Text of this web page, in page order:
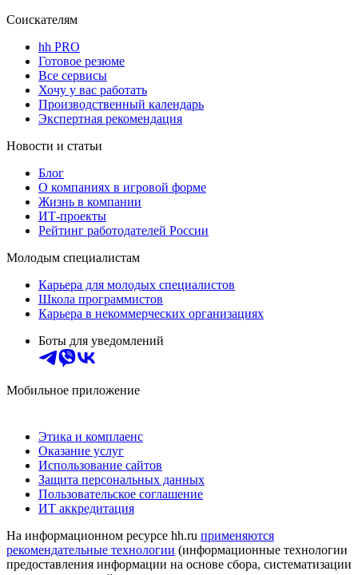
Соискателям
hh PRO
Готовое резюме
Все сервисы
Хочу у вас работать
Производственный календарь
Экспертная рекомендация
Новости и статьи
Блог
О компаниях в игровой форме
Жизнь в компании
ИТ-проекты
Рейтинг работодателей России
Молодым специалистам
Карьера для молодых специалистов
Школа программистов
Карьера в некоммерческих организациях
Боты для уведомлений
Мобильное приложение
Этика и комплаенс
Оказание услуг
Использование сайтов
Защита персональных данных
Пользовательское соглашение
ИТ аккредитация
На информационном ресурсе hh.ru применяются
рекомендательные технологии (информационные технологии
предоставления информации на основе сбора, систематизации